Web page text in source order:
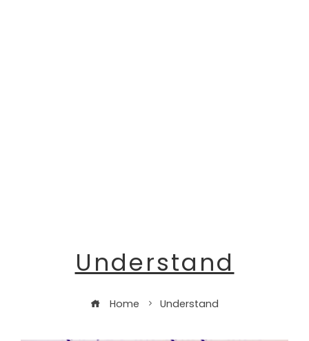
Understand
Home Understand